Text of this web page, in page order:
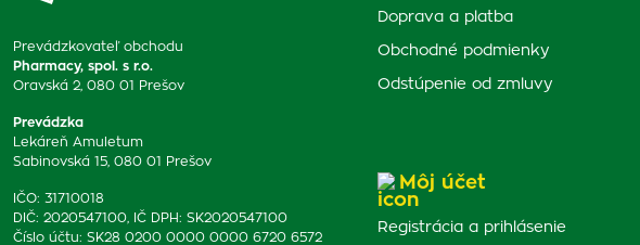
Prevádzkovateľ obchodu
Pharmacy, spol. s r.o.
Oravská 2, 080 01 Prešov
Prevádzka
Lekáreň Amuletum
Sabinovská 15, 080 01 Prešov
IČO: 31710018
DIČ: 2020547100, IČ DPH: SK2020547100
Číslo účtu: SK28 0200 0000 0000 6720 6572
Doprava a platba
Obchodné podmienky
Odstúpenie od zmluvy
Môj účet
Registrácia a prihlásenie